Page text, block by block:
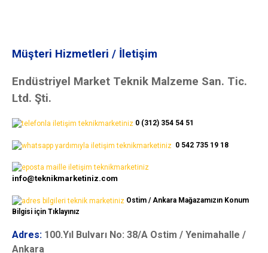
Müşteri Hizmetleri / İletişim
Endüstriyel Market Teknik Malzeme San. Tic.
Ltd. Şti.
0 (312) 354 54 51
0 542 735 19 18
info@teknikmarketiniz.com
Ostim / Ankara Mağazamızın Konum
Bilgisi için Tıklayınız
Adres: 100.Yıl Bulvarı No: 38/A Ostim / Yenimahalle /
Ankara